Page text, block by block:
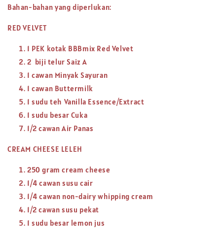
Bahan-bahan yang diperlukan:
RED VELVET
1 PEK kotak BBBmix Red Velvet
2 biji telur Saiz A
1 cawan Minyak Sayuran
1 cawan Buttermilk
1 sudu teh Vanilla Essence/Extract
1 sudu besar Cuka
1/2 cawan Air Panas
CREAM CHEESE LELEH
250 gram cream cheese
1/4 cawan susu cair
1/4 cawan non-dairy whipping cream
1/2 cawan susu pekat
1 sudu besar lemon jus